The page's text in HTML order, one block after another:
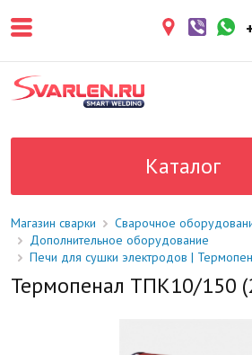
более 3 рабочих дней.
поставки в магазин: 1-2
дня.
Данный товар
уточните у менеджера.
Каталог
Магазин сварки
Сварочное
Дополнительное оборудование
Печи для сушки электродов |
Термопенал ТПК10/150